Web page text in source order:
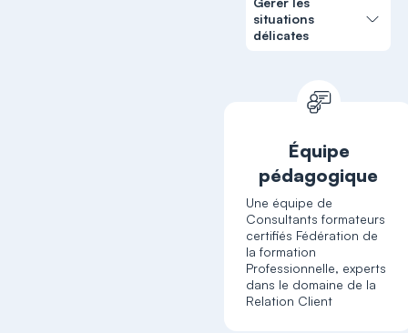
situations
délicates
Équipe
pédagogique
Une équipe de
Consultants formateurs
certifiés Fédération de
la formation
Professionnelle, experts
dans le domaine de la
Relation Client